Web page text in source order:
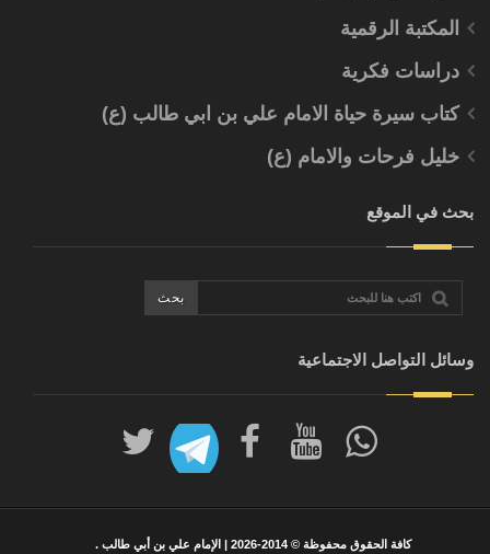
المكتبة الرقمية
دراسات فكرية
كتاب سيرة حياة الامام علي بن ابي طالب (ع)
خليل فرحات والامام (ع)
بحث في الموقع
وسائل التواصل الاجتماعية
كافة الحقوق محفوظة © 2014-2026 | الإمام علي بن أبي طالب .